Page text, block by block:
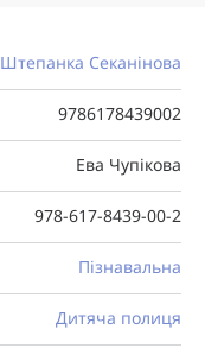
Штепанка Секанінова
9786178439002
Ева Чупікова
978-617-8439-00-2
Пізнавальна
Дитяча полиця